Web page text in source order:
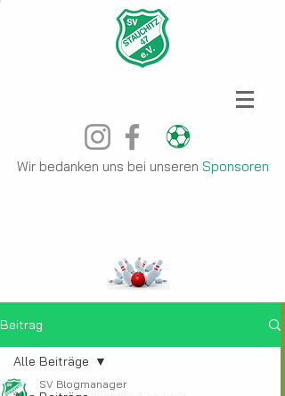
Wir bedanken uns bei unseren Sponsoren
Beitrag
Alle Beiträge
SV Blogmanager